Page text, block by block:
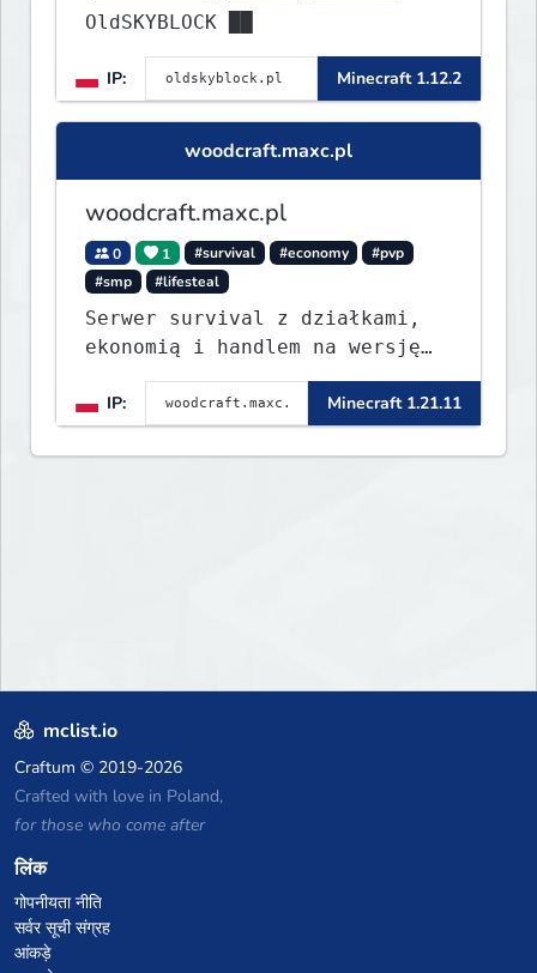
OldSKYBLOCK ██
IP: Minecraft 1.12.2
woodcraft.maxc.pl
woodcraft.maxc.pl
0 1 #survival #economy
#pvp
#smp
#lifesteal
Serwer survival z działkami,
ekonomią i handlem na wersję
1.8 - 26.1.1. Rekru ON
IP:
Minecraft 1.21.11
mclist.io
Craftum © 2019-2026
Crafted with love in Poland,
for those who come after
लिंक
गोपनीयता नीति
सर्वर सूची संग्रह
आंकड़े